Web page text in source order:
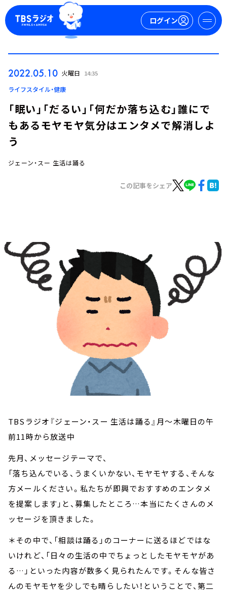
ログイン
ログイン
イベント・グッズ
YouTube
会社情報
2022.05.10 火曜日 14:35
ライフスタイル・健康
「眠い」「だるい」「何だか落ち込む」誰にで
もあるモヤモヤ気分はエンタメで解消しよ
う
ジェーン・スー 生活は踊る
この記事をシェア
TBSラジオ『ジェーン・スー 生活は踊る』月～木曜日の午
前11時から放送中
先月、メッセージテーマで、
「落ち込んでいる、うまくいかない、モヤモヤする、そんな
方メールください。私たちが即興でおすすめのエンタメ
を提案します」と、募集したところ…本当にたくさんのメ
ッセージを頂きました。
＊その中で、「相談は踊る」のコーナーに送るほどではな
いけれど、「日々の生活の中でちょっとしたモヤモヤがあ
る…」といった内容が数多く見られたんです。そんな皆さ
んのモヤモヤを少しでも晴らしたい！ということで、第二